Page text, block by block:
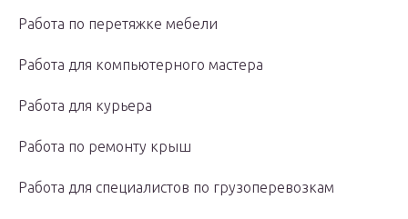
Работа по перетяжке мебели
Работа для компьютерного мастера
Работа для курьера
Работа по ремонту крыш
Работа для специалистов по грузоперевозкам